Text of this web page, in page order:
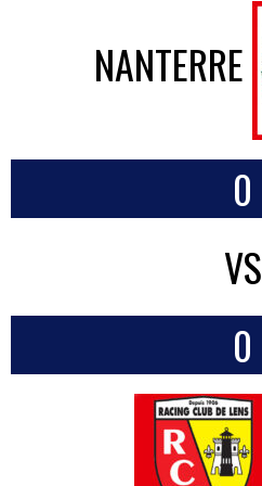
NANTERRE
0
VS
0